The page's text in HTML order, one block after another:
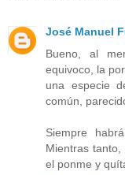
José Manuel
Bueno, al
equivoco, la
una especie
común,
Siempre
Mientras
el ponme y